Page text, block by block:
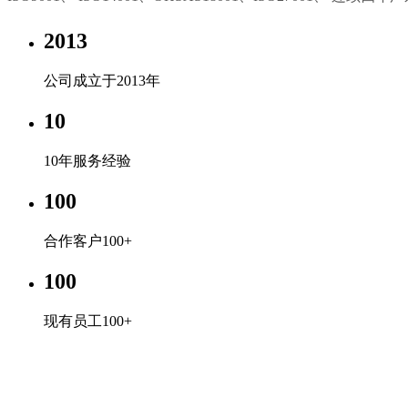
2013
公司成立于2013年
10
10年服务经验
100
合作客户100+
100
现有员工100+